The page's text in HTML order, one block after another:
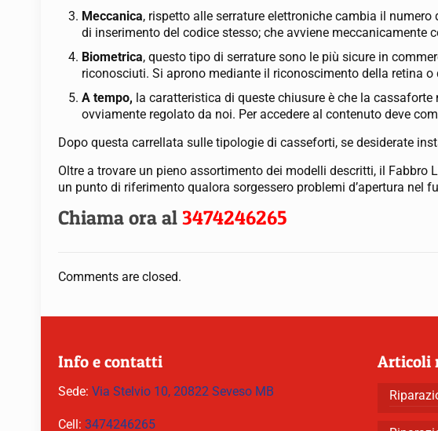
Meccanica, rispetto alle serrature elettroniche cambia il
di inserimento del codice stesso; che avviene meccanicamente
Biometrica, questo tipo di serrature sono le più sicure in
riconosciuti. Si aprono mediante il riconoscimento della retina o
A tempo, la caratteristica di queste chiusure è che la
ovviamente regolato da noi. Per accedere al contenuto deve
Dopo questa carrellata sulle tipologie di casseforti, se desiderate
Oltre a trovare un pieno assortimento dei modelli descritti, il
un punto di riferimento qualora sorgessero problemi d’apertura nel
Chiama ora al3474246265
Comments are closed.
Info e contatti
Sede: Via Stelvio 10, 20822 Seveso MB
Cell: 3474246265
Articoli